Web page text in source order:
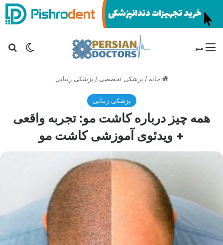
تغییر منو
خانه / پزشکی تخصصی / پزشکی زیبایی
پزشکی زیبایی
همه چیز درباره کاشت مو: تجربه واقعی
+ ویدئوی آموزشی کاشت مو